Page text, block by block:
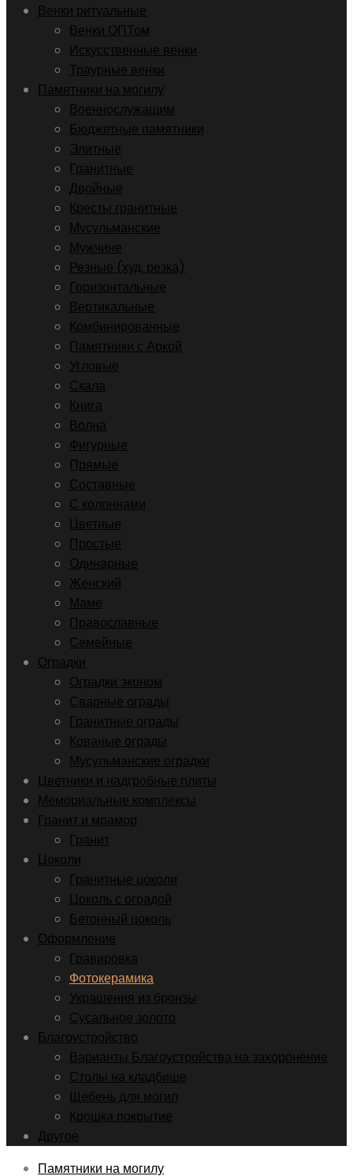
Венки ритуальные
Венки ОПТом
Искусственные венки
Траурные венки
Памятники на могилу
Военнослужащим
Бюджетные памятники
Элитные
Гранитные
Двойные
Кресты гранитные
Мусульманские
Мужчине
Резные (худ. резка)
Горизонтальные
Вертикальные
Комбинированные
Памятники с Аркой
Угловые
Скала
Книга
Волна
Фигурные
Прямые
Составные
С колоннами
Цветные
Простые
Одинарные
Женский
Маме
Православные
Семейные
Оградки
Оградки эконом
Сварные ограды
Гранитные ограды
Кованые ограды
Мусульманские оградки
Цветники и надгробные плиты
Мемориальные комплексы
Гранит и мрамор
Гранит
Цоколи
Гранитные цоколи
Цоколь с оградой
Бетонный цоколь
Оформление
Гравировка
Фотокерамика
Украшения из бронзы
Сусальное золото
Благоустройство
Варианты Благоустройства на захоронение
Столы на кладбище
Щебень для могил
Крошка покрытие
Другое
Памятники на могилу